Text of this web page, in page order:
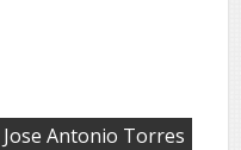
Jose Antonio Torres